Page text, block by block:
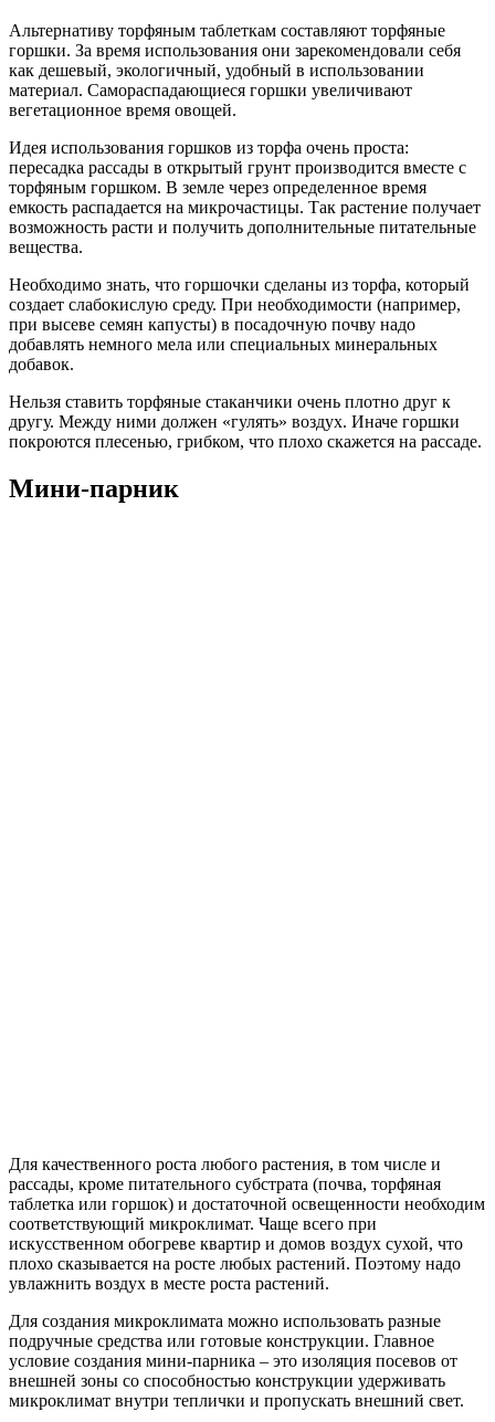
Альтернативу торфяным таблеткам составляют торфяные
горшки. За время использования они зарекомендовали себя
как дешевый, экологичный, удобный в использовании
материал. Самораспадающиеся горшки увеличивают
вегетационное время овощей.
Идея использования горшков из торфа очень проста:
пересадка рассады в открытый грунт производится вместе с
торфяным горшком. В земле через определенное время
емкость распадается на микрочастицы. Так растение получает
возможность расти и получить дополнительные питательные
вещества.
Необходимо знать, что горшочки сделаны из торфа, который
создает слабокислую среду. При необходимости (например,
при высеве семян капусты) в посадочную почву надо
добавлять немного мела или специальных минеральных
добавок.
Нельзя ставить торфяные стаканчики очень плотно друг к
другу. Между ними должен «гулять» воздух. Иначе горшки
покроются плесенью, грибком, что плохо скажется на рассаде.
Мини-парник
Для качественного роста любого растения, в том числе и
рассады, кроме питательного субстрата (почва, торфяная
таблетка или горшок) и достаточной освещенности необходим
соответствующий микроклимат. Чаще всего при
искусственном обогреве квартир и домов воздух сухой, что
плохо сказывается на росте любых растений. Поэтому надо
увлажнить воздух в месте роста растений.
Для создания микроклимата можно использовать разные
подручные средства или готовые конструкции. Главное
условие создания мини-парника – это изоляция посевов от
внешней зоны со способностью конструкции удерживать
микроклимат внутри теплички и пропускать внешний свет.